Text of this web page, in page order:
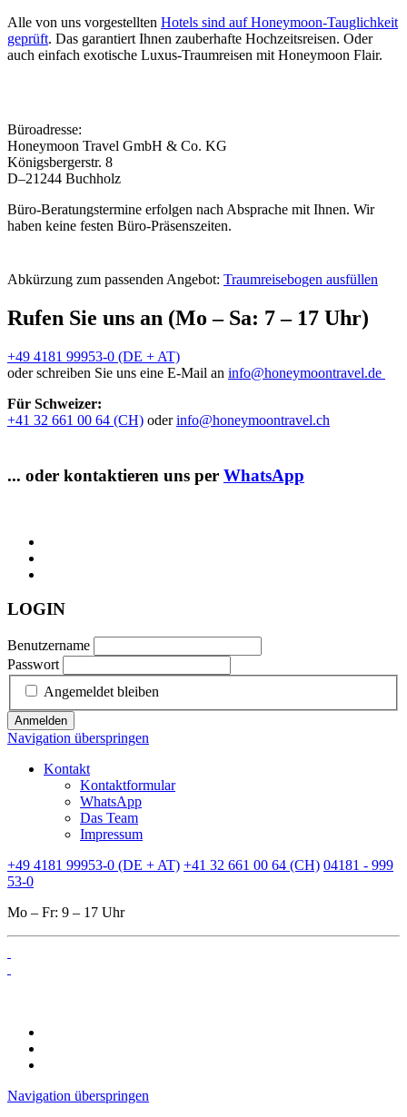
Alle von uns vorgestellten Hotels sind auf Honeymoon-Tauglichkeit
geprüft. Das garantiert Ihnen zauberhafte Hochzeitsreisen. Oder
auch einfach exotische Luxus-Traumreisen mit Honeymoon Flair.
Büroadresse:
Honeymoon Travel GmbH & Co. KG
Königsbergerstr. 8
D–21244 Buchholz
Büro-Beratungstermine erfolgen nach Absprache mit Ihnen. Wir
haben keine festen Büro-Präsenszeiten.
Abkürzung zum passenden Angebot: Traumreisebogen ausfüllen
Rufen Sie uns an (Mo – Sa: 7 – 17 Uhr)
+49 4181 99953-0 (DE + AT)
oder schreiben Sie uns eine E-Mail an info@honeymoontravel.de
Für Schweizer:
+41 32 661 00 64 (CH) oderinfo@honeymoontravel.ch
... oder kontaktieren uns per WhatsApp
LOGIN
Benutzername
Passwort
Angemeldet bleiben
Anmelden
Navigation überspringen
Kontakt
Kontaktformular
WhatsApp
Das Team
Impressum
+49 4181 99953-0 (DE + AT) +41 32 661 00 64 (CH) 04181 - 999
53-0
Mo – Fr: 9 – 17 Uhr
Navigation überspringen